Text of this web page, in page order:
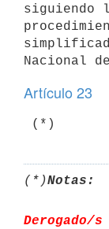
siguiendo
Artículo 23
(*)Notas:
Derogado/